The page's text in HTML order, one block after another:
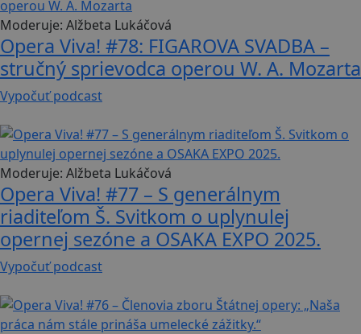
Moderuje: Alžbeta Lukáčová
Opera Viva! #78: FIGAROVA SVADBA –
stručný sprievodca operou W. A. Mozarta
Vypočuť podcast
Moderuje: Alžbeta Lukáčová
Opera Viva! #77 – S generálnym
riaditeľom Š. Svitkom o uplynulej
opernej sezóne a OSAKA EXPO 2025.
Vypočuť podcast